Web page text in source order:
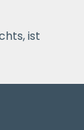
ist